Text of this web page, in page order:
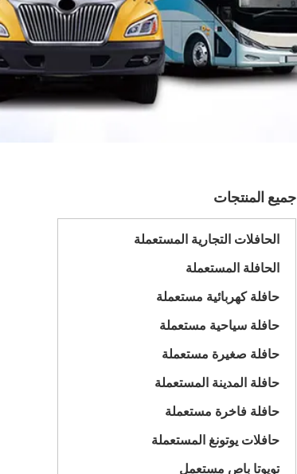
جميع المنتجات
الحافلات التجارية المستعملة
الحافلة المستعملة
حافلة كهربائية مستعملة
حافلة سياحية مستعملة
حافلة صغيرة مستعملة
حافلة المدينة المستعملة
حافلة فاخرة مستعملة
حافلات يوتونغ المستعملة
تويوتا باص مستعمل